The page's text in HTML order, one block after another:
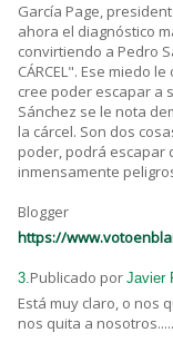
García Page,
ahora el diagnóstico
convirtiendo a Pedro
CÁRCEL". Ese miedo
cree poder escapar a
Sánchez se le nota
la cárcel. Son dos
poder, podrá escapar
inmensamente
Blogger
https://
3.Publicado por Javier
Está muy claro, o nos
nos quita a